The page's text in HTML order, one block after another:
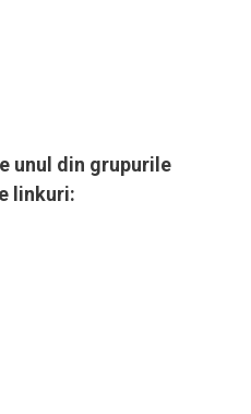
unul din grupurile
linkuri: